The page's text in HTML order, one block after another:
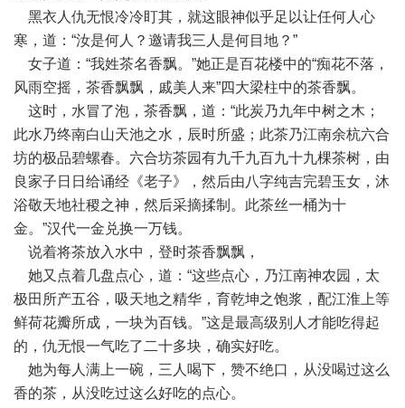
黑衣人仇无恨冷冷盯其，就这眼神似乎足以让任何人心
寒，道：“汝是何人？邀请我三人是何目地？”
女子道：“我姓茶名香飘。”她正是百花楼中的“痴花不落，
风雨空摇，茶香飘飘，戚美人来”四大梁柱中的茶香飘。
这时，水冒了泡，茶香飘，道：“此炭乃九年中树之木；
此水乃终南白山天池之水，辰时所盛；此茶乃江南余杭六合
坊的极品碧螺春。六合坊茶园有九千九百九十九棵茶树，由
良家子日日给诵经《老子》，然后由八字纯吉完碧玉女，沐
浴敬天地社稷之神，然后采摘揉制。此茶丝一桶为十
金。”汉代一金兑换一万钱。
说着将茶放入水中，登时茶香飘飘，
她又点着几盘点心，道：“这些点心，乃江南神农园，太
极田所产五谷，吸天地之精华，育乾坤之饱浆，配江淮上等
鲜荷花瓣所成，一块为百钱。”这是最高级别人才能吃得起
的，仇无恨一气吃了二十多块，确实好吃。
她为每人满上一碗，三人喝下，赞不绝口，从没喝过这么
香的茶，从没吃过这么好吃的点心。